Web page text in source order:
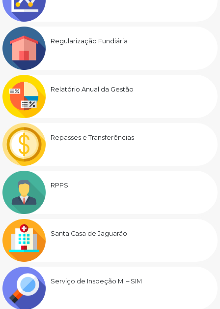
Regularização Fundiária
Relatório Anual da Gestão
Repasses e Transferências
RPPS
Santa Casa de Jaguarão
Serviço de Inspeção M. – SIM